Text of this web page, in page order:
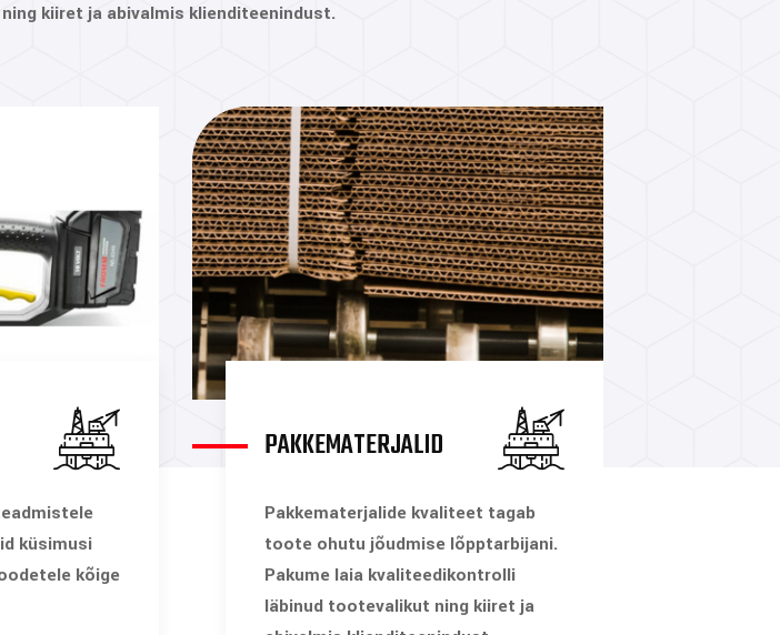
kiiret ja abivalmis klienditeenindust.
küsimusi
kõige
PAKKEMATERJALID
Pakkematerjalide kvaliteet tagab
toote ohutu jõudmise lõpptarbijani.
Pakume laia kvaliteedikontrolli
läbinud tootevalikut ning kiiret ja